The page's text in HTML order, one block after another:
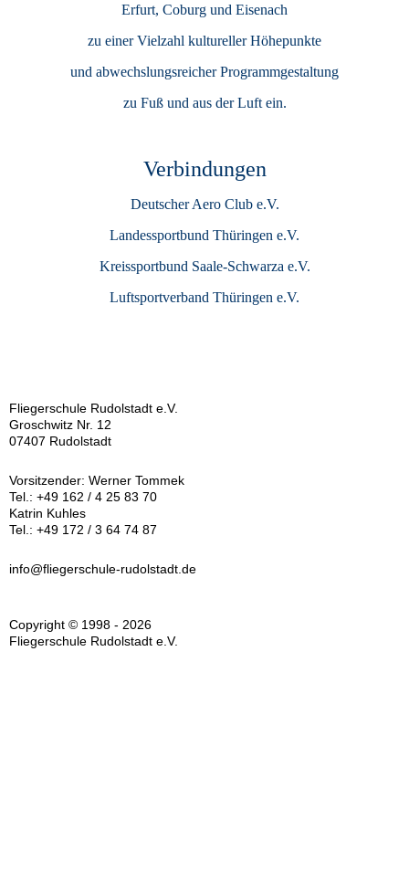
Erfurt, Coburg und Eisenach
zu einer Vielzahl kultureller Höhepunkte
und abwechslungsreicher Programmgestaltung
zu Fuß und aus der Luft ein.
Verbindungen
Deutscher Aero Club e.V.
Landessportbund Thüringen e.V.
Kreissportbund Saale-Schwarza e.V.
Luftsportverband Thüringen e.V.
Fliegerschule Rudolstadt e.V.
Groschwitz Nr. 12
07407 Rudolstadt
Vorsitzender: Werner Tommek
Tel.: +49 162 / 4 25 83 70
Katrin Kuhles
Tel.: +49 172 / 3 64 74 87
info@fliegerschule-rudolstadt.de
Copyright © 1998 - 2026
Fliegerschule Rudolstadt e.V.